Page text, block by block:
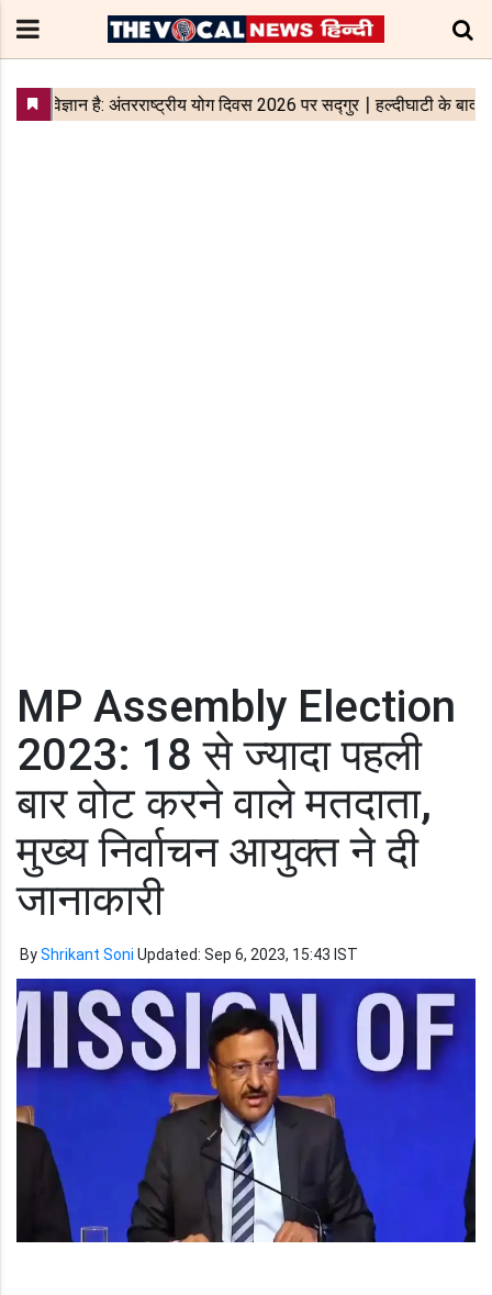
MP Assembly Election
2023: 18 से ज्यादा पहली
बार वोट करने वाले मतदाता,
मुख्य निर्वाचन आयुक्त ने दी
जानाकारी
ByShrikant Soni Updated: Sep 6, 2023, 15:43 IST